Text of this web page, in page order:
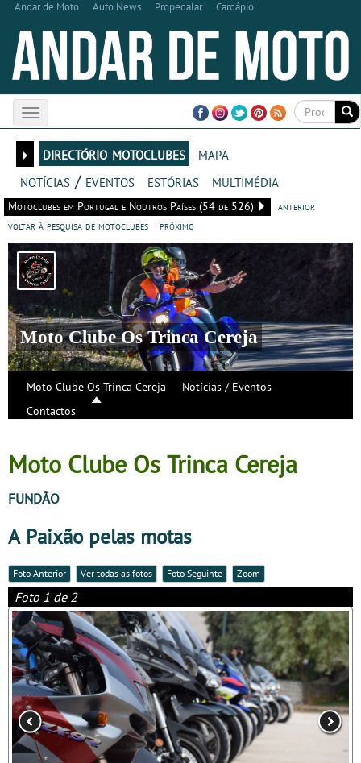
Andar de Moto Auto News Propedalar Cardápio
Toggle
navigation
directório motoclubes
mapa
notícias / eventos
estórias multimédia
Motoclubes em Portugal e Noutros Países (54 de 526)
anterior
voltar à pesquisa de motoclubes
próximo
Moto Clube Os Trinca Cereja
Moto Clube Os Trinca Cereja
Notícias / Eventos
Contactos
Moto Clube Os Trinca Cereja
FUNDÃO
A Paixão pelas motas
Foto Anterior Ver todas as fotos Foto Seguinte Zoom
Foto 1 de 2